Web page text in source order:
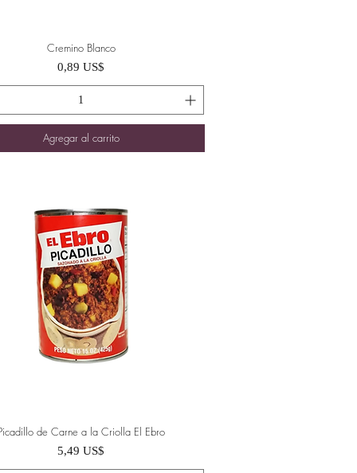
Vista rápida
Cremino Blanco
Precio
0,89 US$
Agregar al carrito
Vista rápida
de Carne a la Criolla El Ebro
Precio
5,49 US$